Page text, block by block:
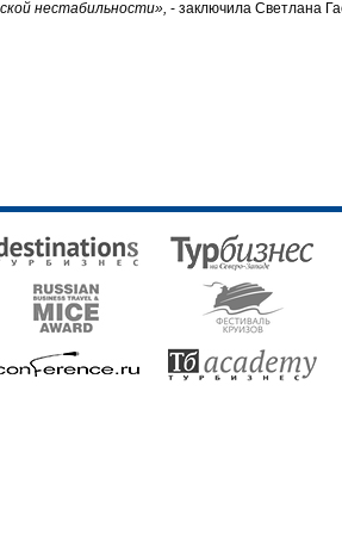
нестабильности», - заключила Светлана